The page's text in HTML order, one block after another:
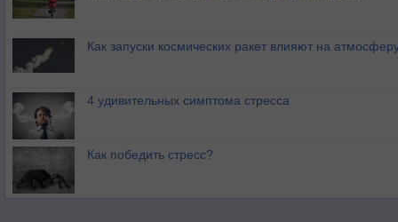
Как запуски космических ракет влияют на
4 удивительных симптома стресса
Как победить стресс?